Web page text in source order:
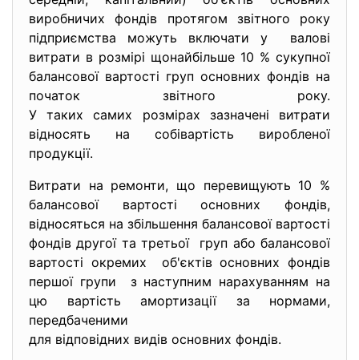
виробничих фондів протягом звітного року
підприємства можуть включати у валові
витрати в розмірі щонайбільше 10 % сукупної
балансової вартості груп основних фондів на
початок звітного року.
У таких самих розмірах зазначені витрати
відносять на собівартість виробленої
продукції.
Витрати на ремонти, що перевищують 10 %
балансової вартості основних фондів,
відносяться на збільшення балансової вартості
фондів другої та третьої груп або балансової
вартості окремих об'єктів основних фондів
першої групи з наступним нарахуванням на
цю вартість амортизації за нормами,
передбаченими
для відповідних видів основних фондів.